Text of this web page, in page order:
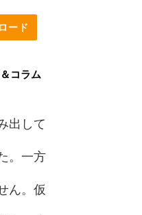
ード
コラム
出して
。一方
ん。仮